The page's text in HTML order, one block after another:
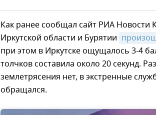
Как ранее сообщал сайт РИА Новости
Иркутской области и Бурятии
при этом в Иркутске ощущалось 3-4
толчков составила около 20 секунд.
землетрясения нет, в экстренные
обращался.